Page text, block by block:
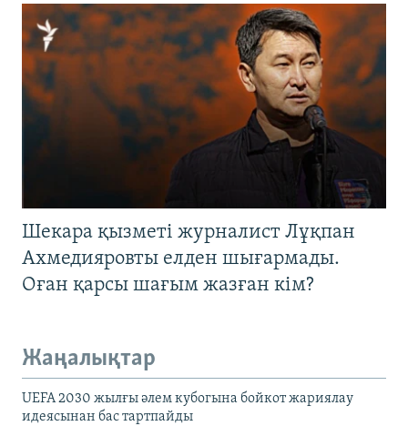
Шекара қызметі журналист Лұқпан
Ахмедияровты елден шығармады.
Оған қарсы шағым жазған кім?
Жаңалықтар
UEFA 2030 жылғы әлем кубогына бойкот жариялау
идеясынан бас тартпайды